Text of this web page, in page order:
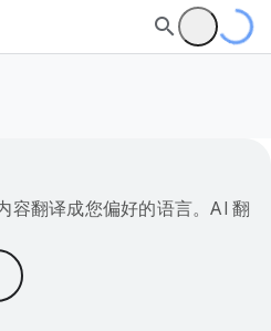
容翻译成您偏好的语言。AI 翻